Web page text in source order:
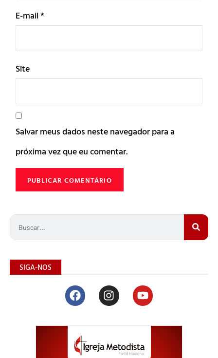
E-mail*
Site
Salvar meus dados neste navegador para a
próxima vez que eu comentar.
SIGA-NOS